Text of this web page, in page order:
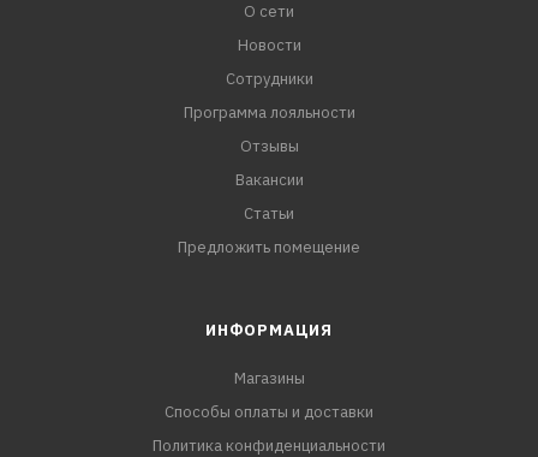
О сети
Новости
Сотрудники
Программа лояльности
Отзывы
Вакансии
Статьи
Предложить помещение
ИНФОРМАЦИЯ
Магазины
Способы оплаты и доставки
Политика конфиденциальности